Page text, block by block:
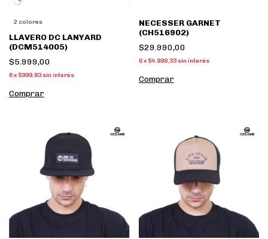
2 colores
LLAVERO DC LANYARD
(DCM514005)
$5.999,00
6x $999,83 sin interés
Comprar
NECESSER GARNET
(CH516902)
$29.990,00
6 x $4.998,33 sin interés
Comprar